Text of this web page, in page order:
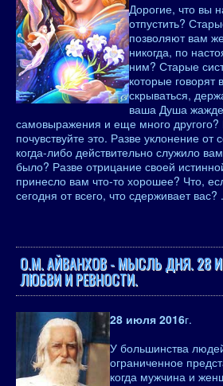
Дорогие, что вы
отпустить?
позволяют вам
никогда, по
ним? Старые
которые говорят
скрываться,
ваша Душа
самовыражения и еще много
почувствуйте это. Разве уклонение от
когда-либо действительно служило
было? Разве отрицание своей
принесло вам что-то хорошее? Что,
сегодня от всего, что сдерживает вас?
О.М. АЙВАНХОВ - МЫСЛЬ ДНЯ. 28
ЛЮБВИ И РЕВНОСТИ.
28 июля 2016г.
У большинства
ограниченное
когда мужчина и